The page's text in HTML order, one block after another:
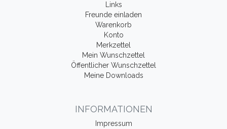
Links
Freunde einladen
Warenkorb
Konto
Merkzettel
Mein Wunschzettel
Öffentlicher Wunschzettel
Meine Downloads
INFORMATIONEN
Impressum